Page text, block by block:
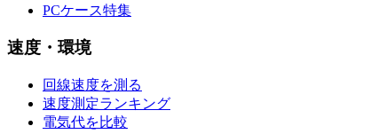
PCケース特集
速度・環境
回線速度を測る
速度測定ランキング
電気代を比較